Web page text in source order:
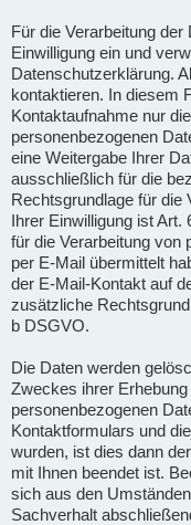
Für die Verarbeitung
Einwilligung ein und
Datenschutzerklärung.
kontaktieren. In diesem
Kontaktaufnahme nur
personenbezogenen
eine Weitergabe Ihrer
ausschließlich für die
Rechtsgrundlage für die
Ihrer Einwilligung ist
für die Verarbeitung von
per E-Mail übermittelt
der E-Mail-Kontakt auf
zusätzliche
b DSGVO.
Die Daten werden
Zweckes ihrer
personenbezogenen
Kontaktformulars und
wurden, ist dies dann
mit Ihnen beendet ist.
sich aus den
Sachverhalt